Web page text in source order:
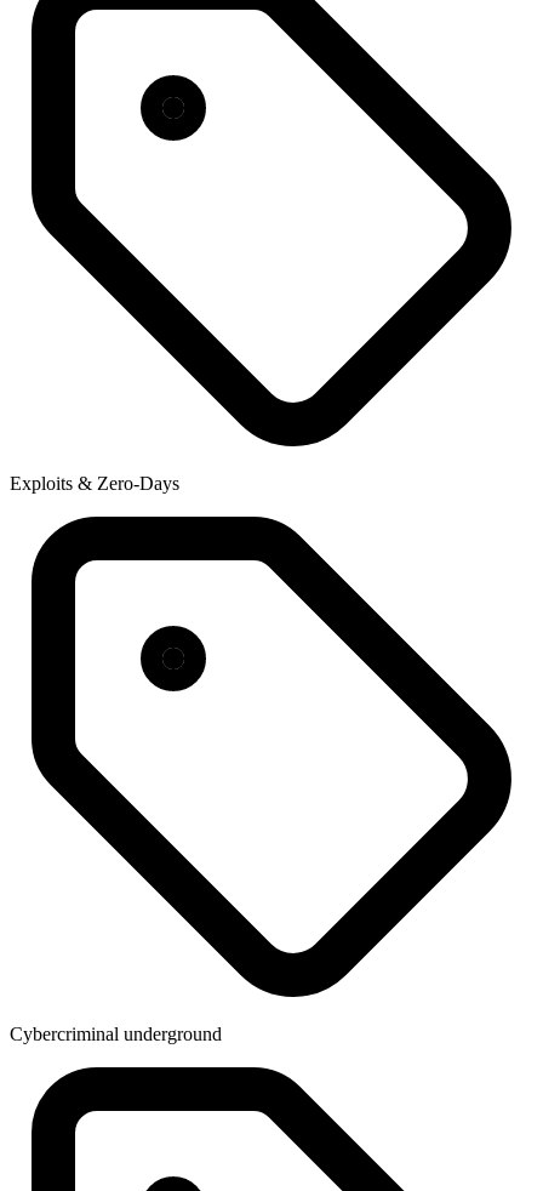
Exploits & Zero-Days
Cybercriminal underground